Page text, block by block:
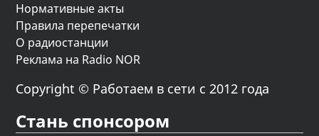
Нормативные акты
Правила перепечатки
О радиостанции
Реклама на Radio NOR
Copyright © Работаем в сети с 2012 года
Стань спонсором